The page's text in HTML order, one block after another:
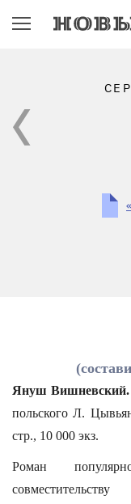
Януш
польского Л.
стр., 10 000 экз.
Роман